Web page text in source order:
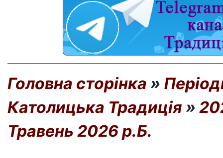
Головна сторінка »
Католицька Традиція »
Травень 2026 р.Б.